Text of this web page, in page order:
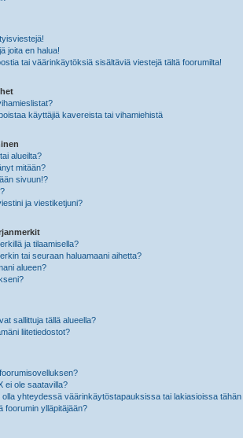
joita en halua!
tai väärinkäytöksiä sisältäviä viestejä tältä foorumilta!
käyttäjiä kavereista tai vihamiehistä
alueilta?
mitään?
sivuun!?
ja viestiketjuni?
ja tilaamisella?
tai seuraan haluamaani aihetta?
alueen?
sallittuja tällä alueella?
liitetiedostot?
ei ole saatavilla?
olla yhteydessä väärinkäytöstapauksissa tai lakiasioissa tähän
foorumin ylläpitäjään?